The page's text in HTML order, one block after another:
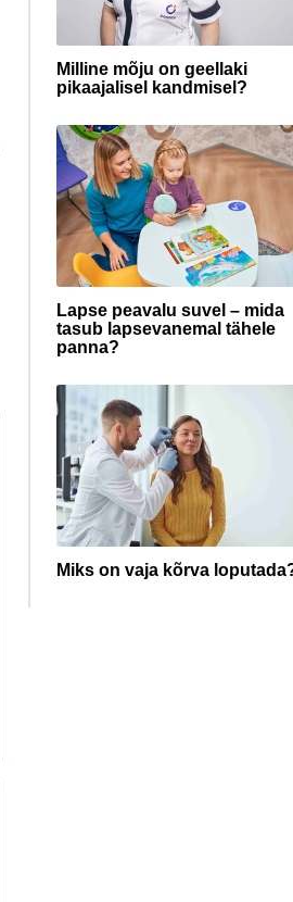
Milline mõju on geellaki
pikaajalisel kandmisel?
Lapse peavalu suvel – mida
tasub lapsevanemal tähele
panna?
Miks on vaja kõrva